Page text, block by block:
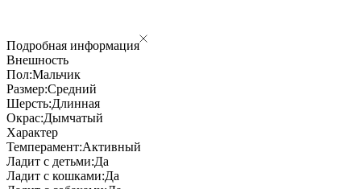
Подробная информация
Внешность
Пол:Мальчик
Размер:Средний
Шерсть:Длинная
Окрас:Дымчатый
Характер
Темперамент:Активный
Ладит с детьми:Да
Ладит с кошками:Да